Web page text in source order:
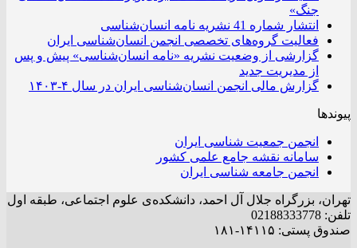
جنگ»
انتشار شماره 41 نشریه نامه انسان‌شناسی
فعالیت گروه‌های تخصصی انجمن انسان‌شناسی ایران
گزارشی از وضعیت نشریه «نامه انسان‌شناسی» پیش و پس
از مدیریت جدید
گزارش مالی انجمن انسان‌شناسی ایران در سال ۴-۱۴۰۳
پیوندها
انجمن جمعیت شناسی ایران
سامانه نقشه جامع علمی کشور
انجمن جامعه شناسی ایران
تهران، بزرگراه جلال آل احمد، دانشکده‌ی علوم اجتماعی، طبقه اول
تلفن: 02188333778
صندوق پستی: ۱۴۱۱۵-۱۸۱